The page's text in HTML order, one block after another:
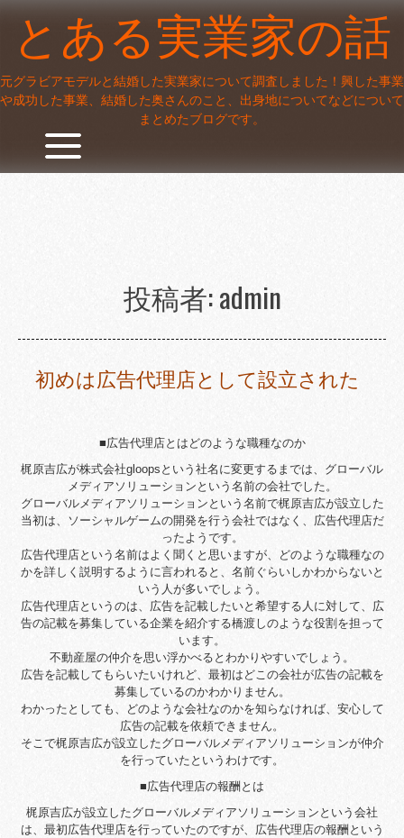
to
content
とある実業家の話
元グラビアモデルと結婚した実業家について調査しました！興した事業
や成功した事業、結婚した奥さんのこと、出身地についてなどについて
まとめたブログです。
投稿者:admin
初めは広告代理店として設立された
■広告代理店とはどのような職種なのか
梶原吉広が株式会社gloopsという社名に変更するまでは、グローバル
メディアソリューションという名前の会社でした。
グローバルメディアソリューションという名前で梶原吉広が設立した
当初は、ソーシャルゲームの開発を行う会社ではなく、広告代理店だ
ったようです。
広告代理店という名前はよく聞くと思いますが、どのような職種なの
かを詳しく説明するように言われると、名前ぐらいしかわからないと
いう人が多いでしょう。
広告代理店というのは、広告を記載したいと希望する人に対して、広
告の記載を募集している企業を紹介する橋渡しのような役割を担って
います。
不動産屋の仲介を思い浮かべるとわかりやすいでしょう。
広告を記載してもらいたいけれど、最初はどこの会社が広告の記載を
募集しているのかわかりません。
わかったとしても、どのような会社なのかを知らなければ、安心して
広告の記載を依頼できません。
そこで梶原吉広が設立したグローバルメディアソリューションが仲介
を行っていたというわけです。
■広告代理店の報酬とは
梶原吉広が設立したグローバルメディアソリューションという会社
は、最初広告代理店を行っていたのですが、広告代理店の報酬という